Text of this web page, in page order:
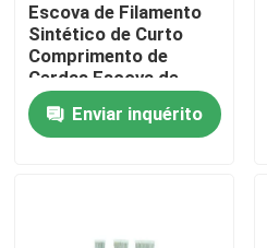
Produtos
Quem Somos
Escova de Filamento
Sintético de Curto
Comprimento de
Cerdas Escova de
Filamento Oco de
Poliéster Ideal para
Aplicações de
Enviar inquérito